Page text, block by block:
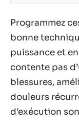
Programmez
bonne
puissance et
contente pas
blessures,
douleurs
d’exécution